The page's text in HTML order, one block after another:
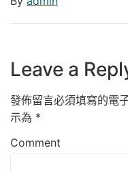
Leave a
發佈留言必須填寫的電
示為 *
Comment